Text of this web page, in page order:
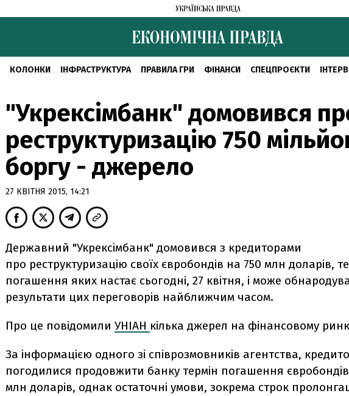
КОЛОНКИ ІНФРАСТРУКТУРА ПРАВИЛА ГРИ ФІНАНСИ СПЕЦПРОЄКТИ
"Укрексімбанк" домовився
реструктуризацію 750
боргу - джерело
27 КВІТНЯ 2015, 14:21
Державний "Укрексімбанк" домовився з кредиторами
про реструктуризацію своїх євробондів на 750 млн доларів,
погашення яких настає сьогодні, 27 квітня, і може
результати цих переговорів найближчим часом.
Про це повідомили УНІАН кілька джерел на фінансовому
За інформацією одного зі співрозмовників агентства,
погодилися продовжити банку термін погашення
млн доларів, однак остаточні умови, зокрема строк